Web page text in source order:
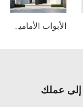
الأبواب الأمامية الفولاذية الخارجية للمنازل السكنية الفيلات M6
عملك